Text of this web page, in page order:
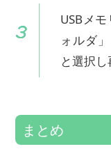
USBメ
ォルダ
と選択し
まとめ